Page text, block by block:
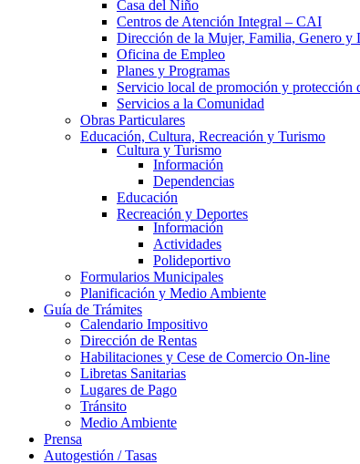
Casa del Niño
Centros de Atención Integral – CAI
Dirección de la Mujer, Familia, Genero y
Oficina de Empleo
Planes y Programas
Servicio local de promoción y protección
Servicios a la Comunidad
Obras Particulares
Educación, Cultura, Recreación y Turismo
Cultura y Turismo
Información
Dependencias
Educación
Recreación y Deportes
Información
Actividades
Polideportivo
Formularios Municipales
Planificación y Medio Ambiente
Guía de Trámites
Calendario Impositivo
Dirección de Rentas
Habilitaciones y Cese de Comercio On-line
Libretas Sanitarias
Lugares de Pago
Tránsito
Medio Ambiente
Prensa
Autogestión / Tasas